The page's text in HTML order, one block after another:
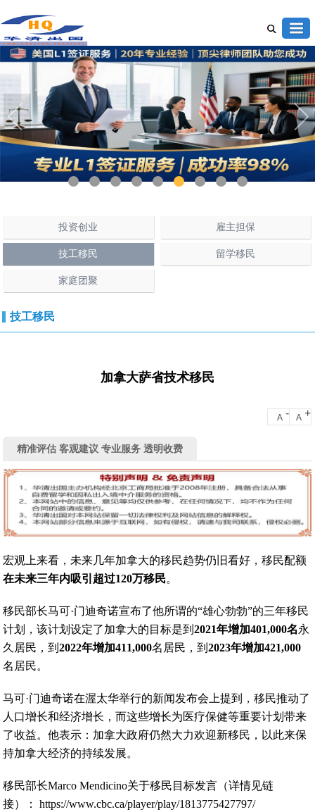
1 2 3 4 5 6 7 8 9
投资创业 雇主担保
技工移民 留学移民
家庭团聚
技工移民
加拿大萨省技术移民
A - A +
精准评估 客观建议 专业服务 透明收费
宏观上来看，未来几年加拿大的移民趋势仍旧看好，移民配额
在未来三年内吸引超过120万移民。
移民部长马可·门迪奇诺宣布了他所谓的“雄心勃勃”的三年移民
计划，该计划设定了加拿大的目标是到2021年增加401,000名永
久居民，到2022年增加411,000名居民，到2023年增加421,000
名居民。
马可·门迪奇诺在渥太华举行的新闻发布会上提到，移民推动了
人口增长和经济增长，而这些增长为医疗保健等重要计划带来
了收益。他表示：加拿大政府仍然大力欢迎新移民，以此来保
持加拿大经济的持续发展。
移民部长Marco Mendicino关于移民目标发言（详情见链
接）： https://www.cbc.ca/player/play/1813775427797/